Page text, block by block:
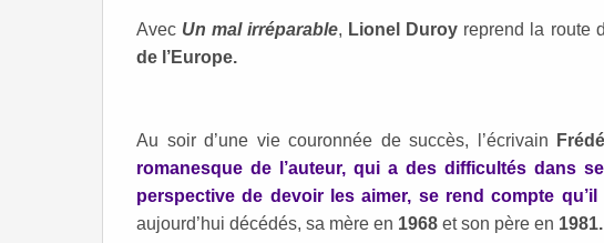
Avec Un mal irréparable, Lionel Duroy reprend la route
de l’Europe.
Au soir d’une vie couronnée de succès, l’écrivain
romanesque de l’auteur, qui a des difficultés dans
perspective de devoir les aimer, se rend compte
aujourd’hui décédés, sa mère en 1968 et son père en 1981.